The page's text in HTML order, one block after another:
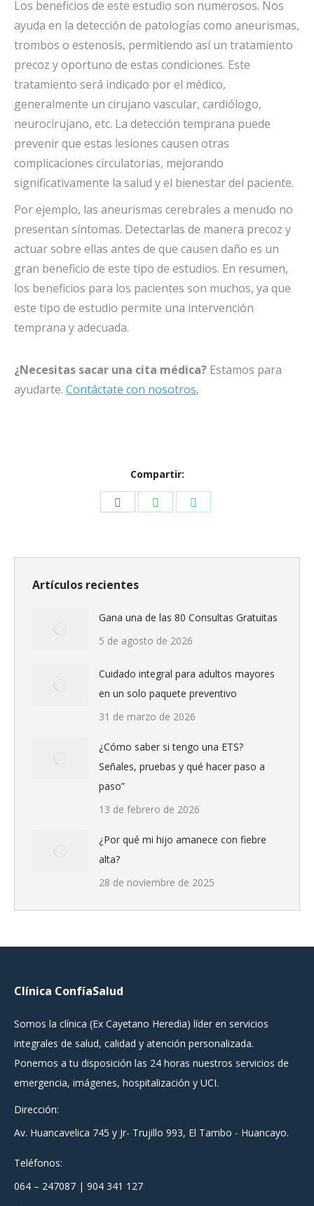
Los beneficios de este estudio son numerosos. Nos
ayuda en la detección de patologías como aneurismas,
trombos o estenosis, permitiendo así un tratamiento
precoz y oportuno de estas condiciones. Este
tratamiento será indicado por el médico,
generalmente un cirujano vascular, cardiólogo,
neurocirujano, etc. La detección temprana puede
prevenir que estas lesiones causen otras
complicaciones circulatorias, mejorando
significativamente la salud y el bienestar del paciente.
Por ejemplo, las aneurismas cerebrales a menudo no
presentan síntomas. Detectarlas de manera precoz y
actuar sobre ellas antes de que causen daño es un
gran beneficio de este tipo de estudios. En resumen,
los beneficios para los pacientes son muchos, ya que
este tipo de estudio permite una intervención
temprana y adecuada.
¿Necesitas sacar una cita médica? Estamos para
ayudarte. Contáctate con nosotros,
Compartir:
Artículos recientes
Gana una de las 80 Consultas Gratuitas
5 de agosto de 2026
Cuidado integral para adultos mayores
en un solo paquete preventivo
31 de marzo de 2026
¿Cómo saber si tengo una ETS?
Señales, pruebas y qué hacer paso a
paso”
13 de febrero de 2026
¿Por qué mi hijo amanece con fiebre
alta?
28 de noviembre de 2025
Clínica ConfíaSalud
Somos la clínica (Ex Cayetano Heredia) líder en servicios
integrales de salud, calidad y atención personalizada.
Ponemos a tu disposición las 24 horas nuestros servicios de
emergencia, imágenes, hospitalización y UCI.
Dirección:
Av. Huancavelica 745 y Jr- Trujillo 993, El Tambo - Huancayo.
Teléfonos:
064 – 247087 | 904 341 127